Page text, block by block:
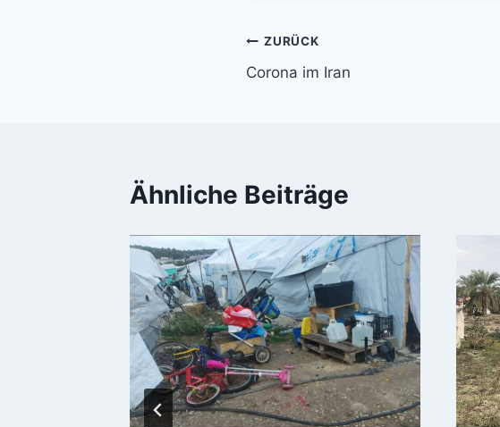
Beitragsnavigation
ZURÜCK
Corona im Iran
Ähnliche Beiträge